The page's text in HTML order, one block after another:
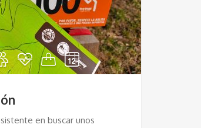
en buscar unos